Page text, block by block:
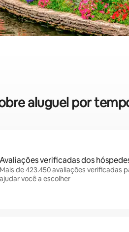
aluguel por
Avaliações verificadas dos
Mais de 423.450 avaliações verificadas
ajudar você a escolher